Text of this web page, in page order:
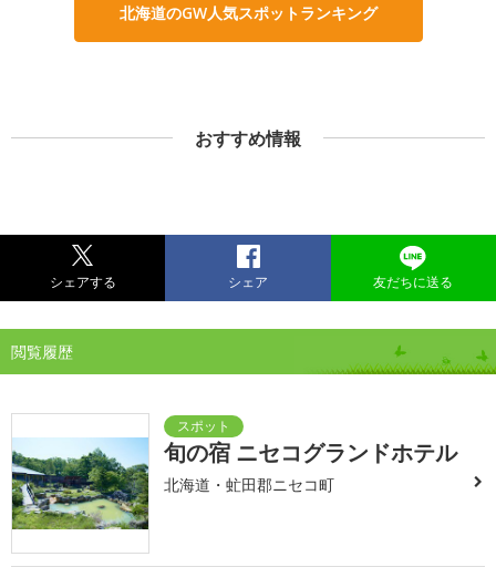
北海道のGW人気スポットランキング
おすすめ情報
シェアする シェア 友だちに送る
閲覧履歴
旬の宿 ニセコグランドホテル
北海道・虻田郡ニセコ町